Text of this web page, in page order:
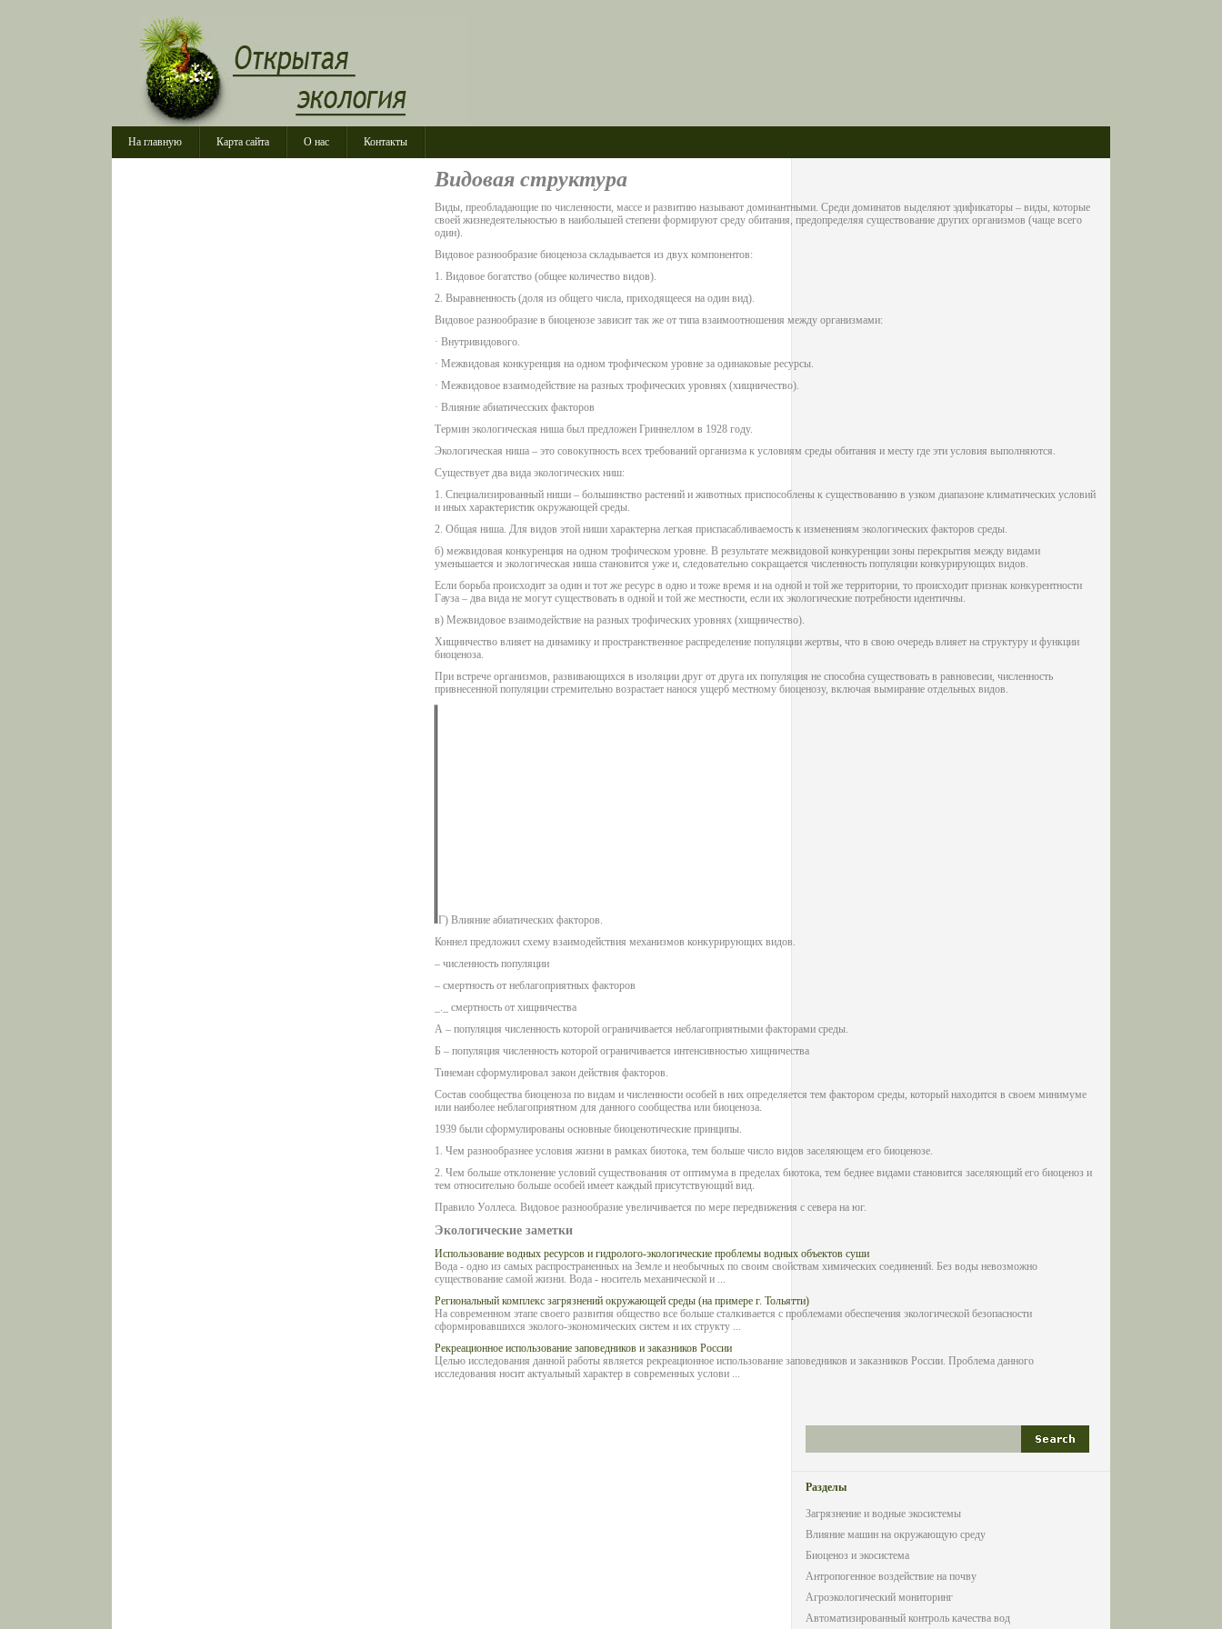
На главную Карта сайта О нас Контакты
Видовая структура
Виды, преобладающие по численности, массе и развитию называют доминантными. Среди доминатов выделяют эдификаторы – виды, которые
своей жизнедеятельностью в наибольшей степени формируют среду обитания, предопределяя существование других организмов (чаще всего
один).
Видовое разнообразие биоценоза складывается из двух компонентов:
1. Видовое богатство (общее количество видов).
2. Выравненность (доля из общего числа, приходящееся на один вид).
Видовое разнообразие в биоценозе зависит так же от типа взаимоотношения между организмами:
· Внутривидового.
· Межвидовая конкуренция на одном трофическом уровне за одинаковые ресурсы.
· Межвидовое взаимодействие на разных трофических уровнях (хищничество).
· Влияние абиатичесских факторов
Термин экологическая ниша был предложен Гриннеллом в 1928 году.
Экологическая ниша – это совокупность всех требований организма к условиям среды обитания и месту где эти условия выполняются.
Существует два вида экологических ниш:
1. Специализированный ниши – большинство растений и животных приспособлены к существованию в узком диапазоне климатических условий
и иных характеристик окружающей среды.
2. Общая ниша. Для видов этой ниши характерна легкая приспасабливаемость к изменениям экологических факторов среды.
б) межвидовая конкуренция на одном трофическом уровне. В результате межвидовой конкуренции зоны перекрытия между видами
уменьшается и экологическая ниша становится уже и, следовательно сокращается численность популяции конкурирующих видов.
Если борьба происходит за один и тот же ресурс в одно и тоже время и на одной и той же территории, то происходит признак конкурентности
Гауза – два вида не могут существовать в одной и той же местности, если их экологические потребности идентичны.
в) Межвидовое взаимодействие на разных трофических уровнях (хищничество).
Хищничество влияет на динамику и пространственное распределение популяции жертвы, что в свою очередь влияет на структуру и функции
биоценоза.
При встрече организмов, развивающихся в изоляции друг от друга их популяция не способна существовать в равновесии, численность
привнесенной популяции стремительно возрастает нанося ущерб местному биоценозу, включая вымирание отдельных видов.
Г) Влияние абиатических факторов.
Коннел предложил схему взаимодействия механизмов конкурирующих видов.
– численность популяции
– смертность от неблагоприятных факторов
_._ смертность от хищничества
А – популяция численность которой ограничивается неблагоприятными факторами среды.
Б – популяция численность которой ограничивается интенсивностью хищничества
Тинеман сформулировал закон действия факторов.
Состав сообщества биоценоза по видам и численности особей в них определяется тем фактором среды, который находится в своем минимуме
или наиболее неблагоприятном для данного сообщества или биоценоза.
1939 были сформулированы основные биоценотические принципы.
1. Чем разнообразнее условия жизни в рамках биотока, тем больше число видов заселяющем его биоценозе.
2. Чем больше отклонение условий существования от оптимума в пределах биотока, тем беднее видами становится заселяющий его биоценоз и
тем относительно больше особей имеет каждый присутствующий вид.
Правило Уоллеса. Видовое разнообразие увеличивается по мере передвижения с севера на юг.
Экологические заметки
Использование водных ресурсов и гидролого-экологические проблемы водных объектов суши
Вода - одно из самых распространенных на Земле и необычных по своим свойствам химических соединений. Без воды невозможно
существование самой жизни. Вода - носитель механической и ...
Региональный комплекс загрязнений окружающей среды (на примере г. Тольятти)
На современном этапе своего развития общество все больше сталкивается с проблемами обеспечения экологической безопасности
сформировавшихся эколого-экономических систем и их структу ...
Рекреационное использование заповедников и заказников России
Целью исследования данной работы является рекреационное использование заповедников и заказников России. Проблема данного
исследования носит актуальный характер в современных услови ...
Разделы
Загрязнение и водные экосистемы
Влияние машин на окружающую среду
Биоценоз и экосистема
Антропогенное воздействие на почву
Агроэкологический мониторинг
Автоматизированный контроль качества вод